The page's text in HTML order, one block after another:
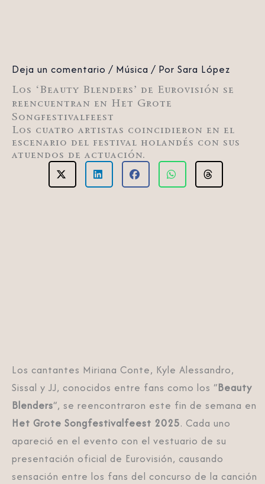
Deja un comentario / Música / Por Sara López
Los ‘Beauty Blenders’ de Eurovisión se
reencuentran en Het Grote
Songfestivalfeest
Los cuatro artistas coincidieron en el
escenario del festival holandés con sus
atuendos de actuación.
Los cantantes Miriana Conte, Kyle Alessandro,
Sissal y JJ, conocidos entre fans como los “Beauty
Blenders“, se reencontraron este fin de semana en
Het Grote Songfestivalfeest 2025. Cada uno
apareció en el evento con el vestuario de su
presentación oficial de Eurovisión, causando
sensación entre los fans del concurso de la canción